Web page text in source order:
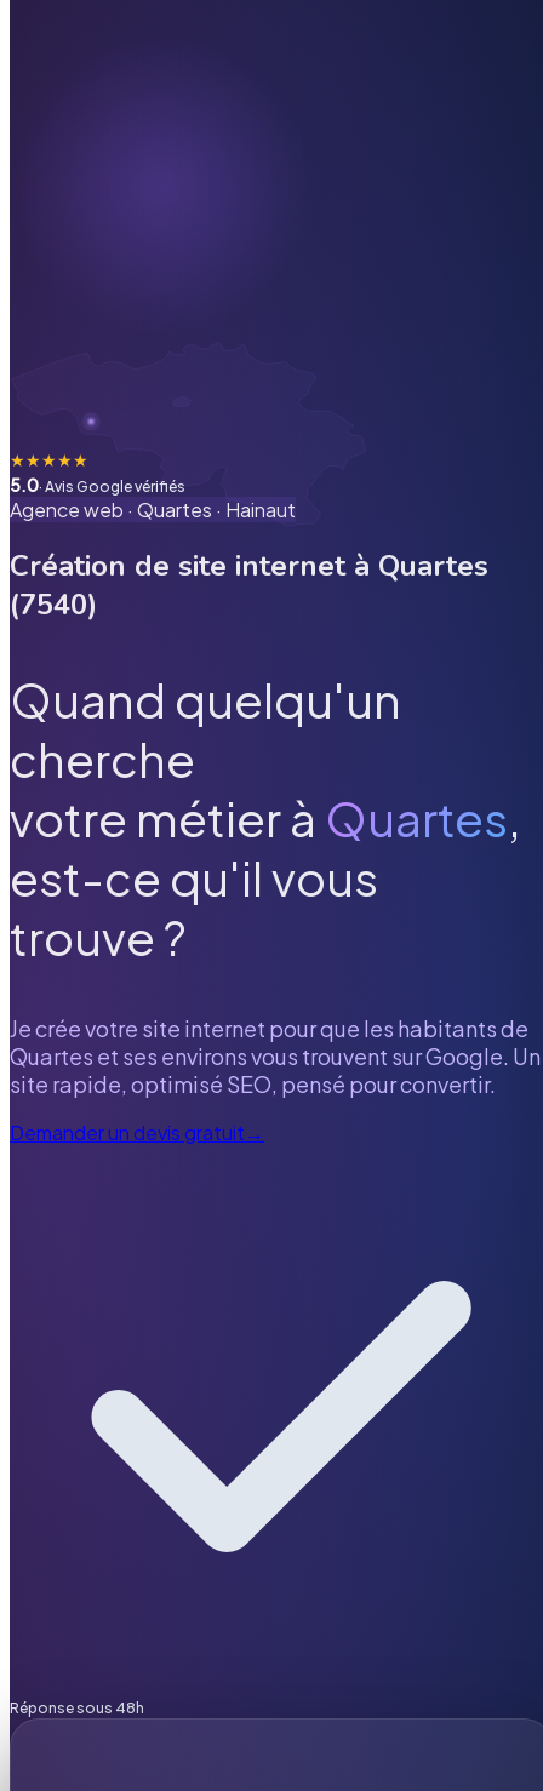
★★★★★
5.0· Avis Google vérifiés
Agence web · Quartes · Hainaut
Création de site internet à Quartes
(7540)
Quand quelqu'un
cherche
votre métier à Quartes,
est-ce qu'il vous
trouve ?
Je crée votre site internet pour que les habitants de
Quartes et ses environs vous trouvent sur Google. Un
site rapide, optimisé SEO, pensé pour convertir.
Demander un devis gratuit→
Réponse sous 48h